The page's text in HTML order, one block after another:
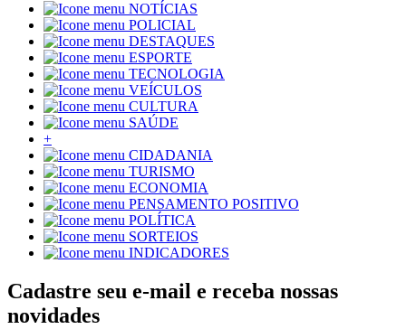
NOTÍCIAS
POLICIAL
DESTAQUES
ESPORTE
TECNOLOGIA
VEÍCULOS
CULTURA
SAÚDE
+
CIDADANIA
TURISMO
ECONOMIA
PENSAMENTO POSITIVO
POLÍTICA
SORTEIOS
INDICADORES
Cadastre seu e-mail e receba nossas
novidades